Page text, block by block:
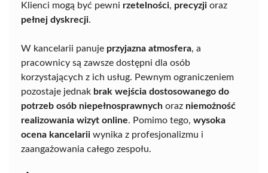
Klienci mogą być pewni rzetelności, precyzji oraz
pełnej dyskrecji.
W kancelarii panuje przyjazna atmosfera, a
pracownicy są zawsze dostępni dla osób
korzystających z ich usług. Pewnym ograniczeniem
pozostaje jednak brak wejścia dostosowanego do
potrzeb osób niepełnosprawnych oraz niemożność
realizowania wizyt online. Pomimo tego, wysoka
ocena kancelarii wynika z profesjonalizmu i
zaangażowania całego zespołu.